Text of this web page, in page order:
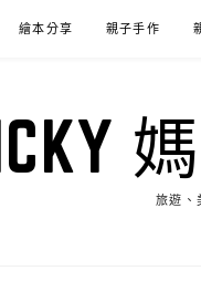
繪本分享 親子手作
旅遊、